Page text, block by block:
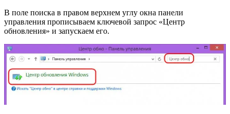
В поле поиска в правом верхнем углу окна панели
управления прописываем ключевой запрос «Центр
обновления» и запускаем его.